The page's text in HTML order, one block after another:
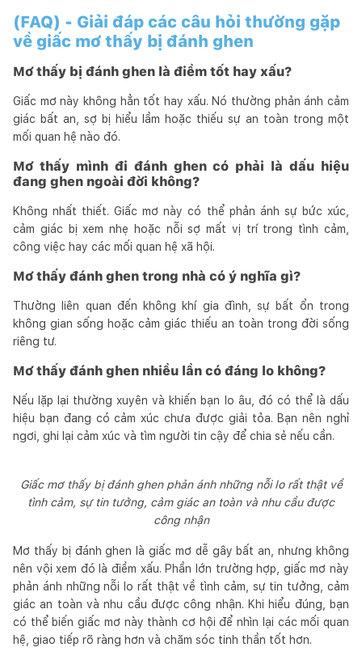
(FAQ) - Giải đáp các câu hỏi thường gặp
về giấc mơ thấy bị đánh ghen
Mơ thấy bị đánh ghen là điềm tốt hay xấu?
Giấc mơ này không hẳn tốt hay xấu. Nó thường phản ánh cảm
giác bất an, sợ bị hiểu lầm hoặc thiếu sự an toàn trong một
mối quan hệ nào đó.
Mơ thấy mình đi đánh ghen có phải là dấu hiệu
đang ghen ngoài đời không?
Không nhất thiết. Giấc mơ này có thể phản ánh sự bức xúc,
cảm giác bị xem nhẹ hoặc nỗi sợ mất vị trí trong tình cảm,
công việc hay các mối quan hệ xã hội.
Mơ thấy đánh ghen trong nhà có ý nghĩa gì?
Thường liên quan đến không khí gia đình, sự bất ổn trong
không gian sống hoặc cảm giác thiếu an toàn trong đời sống
riêng tư.
Mơ thấy đánh ghen nhiều lần có đáng lo không?
Nếu lặp lại thường xuyên và khiến bạn lo âu, đó có thể là dấu
hiệu bạn đang có cảm xúc chưa được giải tỏa. Bạn nên nghỉ
ngơi, ghi lại cảm xúc và tìm người tin cậy để chia sẻ nếu cần.
Giấc mơ thấy bị đánh ghen phản ánh những nỗi lo rất thật về
tình cảm, sự tin tưởng, cảm giác an toàn và nhu cầu được
công nhận
Mơ thấy bị đánh ghen là giấc mơ dễ gây bất an, nhưng không
nên vội xem đó là điềm xấu. Phần lớn trường hợp, giấc mơ này
phản ánh những nỗi lo rất thật về tình cảm, sự tin tưởng, cảm
giác an toàn và nhu cầu được công nhận. Khi hiểu đúng, bạn
có thể biến giấc mơ này thành cơ hội để nhìn lại các mối quan
hệ, giao tiếp rõ ràng hơn và chăm sóc tinh thần tốt hơn.